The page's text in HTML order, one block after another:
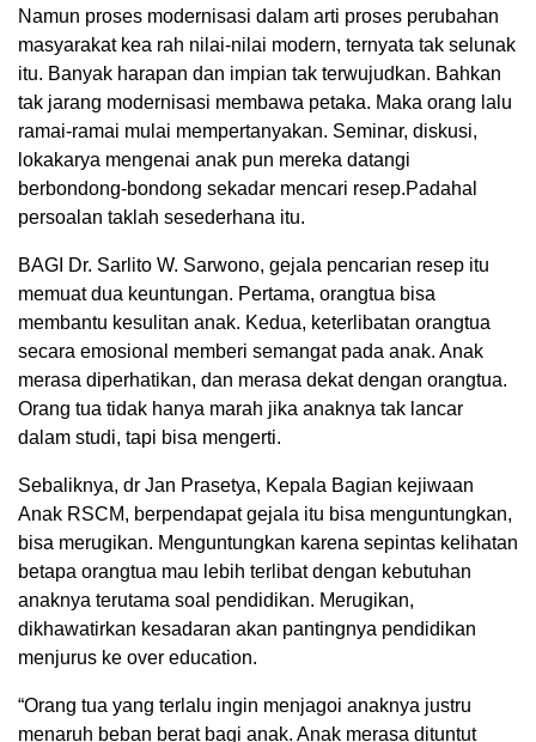
Namun proses modernisasi dalam arti proses perubahan
masyarakat kea rah nilai-nilai modern, ternyata tak selunak
itu. Banyak harapan dan impian tak terwujudkan. Bahkan
tak jarang modernisasi membawa petaka. Maka orang lalu
ramai-ramai mulai mempertanyakan. Seminar, diskusi,
lokakarya mengenai anak pun mereka datangi
berbondong-bondong sekadar mencari resep.Padahal
persoalan taklah sesederhana itu.
BAGI Dr. Sarlito W. Sarwono, gejala pencarian resep itu
memuat dua keuntungan. Pertama, orangtua bisa
membantu kesulitan anak. Kedua, keterlibatan orangtua
secara emosional memberi semangat pada anak. Anak
merasa diperhatikan, dan merasa dekat dengan orangtua.
Orang tua tidak hanya marah jika anaknya tak lancar
dalam studi, tapi bisa mengerti.
Sebaliknya, dr Jan Prasetya, Kepala Bagian kejiwaan
Anak RSCM, berpendapat gejala itu bisa menguntungkan,
bisa merugikan. Menguntungkan karena sepintas kelihatan
betapa orangtua mau lebih terlibat dengan kebutuhan
anaknya terutama soal pendidikan. Merugikan,
dikhawatirkan kesadaran akan pantingnya pendidikan
menjurus ke over education.
“Orang tua yang terlalu ingin menjagoi anaknya justru
menaruh beban berat bagi anak. Anak merasa dituntut